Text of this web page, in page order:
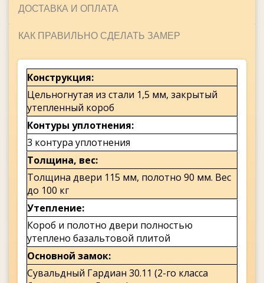
ДОСТАВКА И ОПЛАТА
КАК ПРАВИЛЬНО СДЕЛАТЬ ЗАМЕР
Конструкция
Цельногнутая из стали 1,5 мм, закрытый
утепленный короб
Контуры уплотнения
3 контура уплотнения
Толщина, вес
Толщина двери 115 мм, полотно 90 мм. Вес
до 100 кг
Утепление
Короб и полотно двери полностью
утеплено базальтовой плитой
Основной замок
Сувальдный Гардиан 30.11 (2-го класса